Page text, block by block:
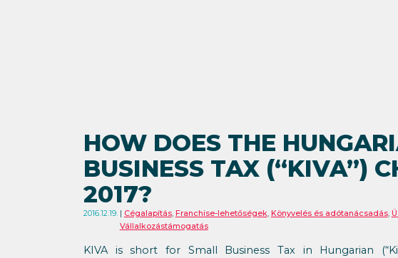
HOW DOES THE
BUSINESS TAX (“KIVA”)
2017?
2016.12.19. Cégalapítás, Franchise-lehetőségek, Könyvelés és adótanácsadás,
Vállalkozástámogatás
KIVA is short for Small Business Tax in Hungarian